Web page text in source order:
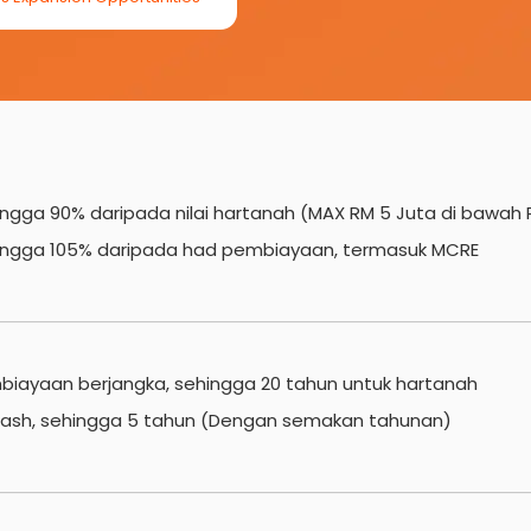
90% daripada nilai hartanah (MAX RM 5 Juta di bawah
105% daripada had pembiayaan, termasuk MCRE
berjangka, sehingga 20 tahun untuk hartanah
sehingga 5 tahun (Dengan semakan tahunan)